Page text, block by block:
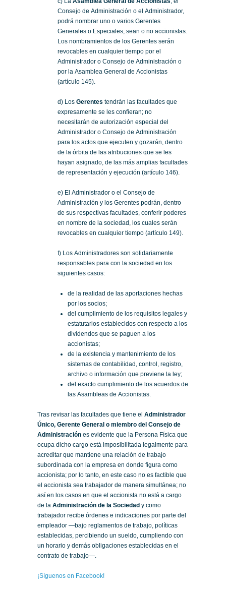
Consejo de Administración o el Administrador,
podrá nombrar uno o varios Gerentes
Generales o Especiales, sean o no accionistas.
Los nombramientos de los Gerentes serán
revocables en cualquier tiempo por el
Administrador o Consejo de Administración o
por la Asamblea General de Accionistas
(artículo 145).
d) Los Gerentes tendrán las facultades que
expresamente se les confieran; no
necesitarán de autorización especial del
Administrador o Consejo de Administración
para los actos que ejecuten y gozarán, dentro
de la órbita de las atribuciones que se les
hayan asignado, de las más amplias facultades
de representación y ejecución (artículo 146).
e) El Administrador o el Consejo de
Administración y los Gerentes podrán, dentro
de sus respectivas facultades, conferir poderes
en nombre de la sociedad, los cuales serán
revocables en cualquier tiempo (artículo 149).
f) Los Administradores son solidariamente
responsables para con la sociedad en los
siguientes casos:
de la realidad de las aportaciones hechas
por los socios;
del cumplimiento de los requisitos legales y
estatutarios establecidos con respecto a los
dividendos que se paguen a los
accionistas;
de la existencia y mantenimiento de los
sistemas de contabilidad, control, registro,
archivo o información que previene la ley;
del exacto cumplimiento de los acuerdos de
las Asambleas de Accionistas.
Tras revisar las facultades que tiene el Administrador
Único, Gerente General o miembro del Consejo de
Administración es evidente que la Persona Física que
ocupa dicho cargo está imposibilitada legalmente para
acreditar que mantiene una relación de trabajo
subordinada con la empresa en donde figura como
accionista; por lo tanto, en este caso no es factible que
el accionista sea trabajador de manera simultánea; no
así en los casos en que el accionista no está a cargo
de la Administración de la Sociedad y como
trabajador recibe órdenes e indicaciones por parte del
empleador —bajo reglamentos de trabajo, políticas
establecidas, percibiendo un sueldo, cumpliendo con
un horario y demás obligaciones establecidas en el
contrato de trabajo—.
¡Síguenos en Facebook!